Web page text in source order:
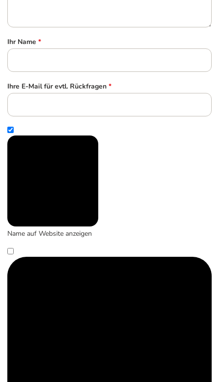
Ihr Name *
Ihre E-Mail für evtl. Rückfragen *
Name auf Website anzeigen